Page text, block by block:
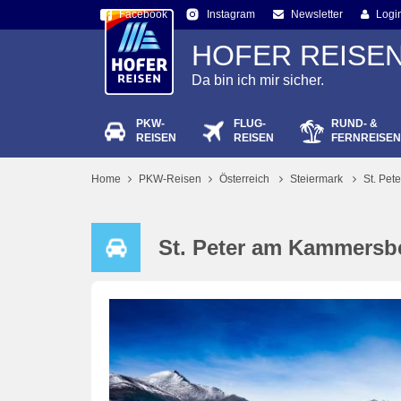
Facebook Instagram Newsletter
HOFER
Da bin ich mir sicher.
PKW-
REISEN
FLUG-
REISEN
RUND- &
FERNREISEN
Home PKW-Reisen Österreich Steiermark St.
St. Peter am